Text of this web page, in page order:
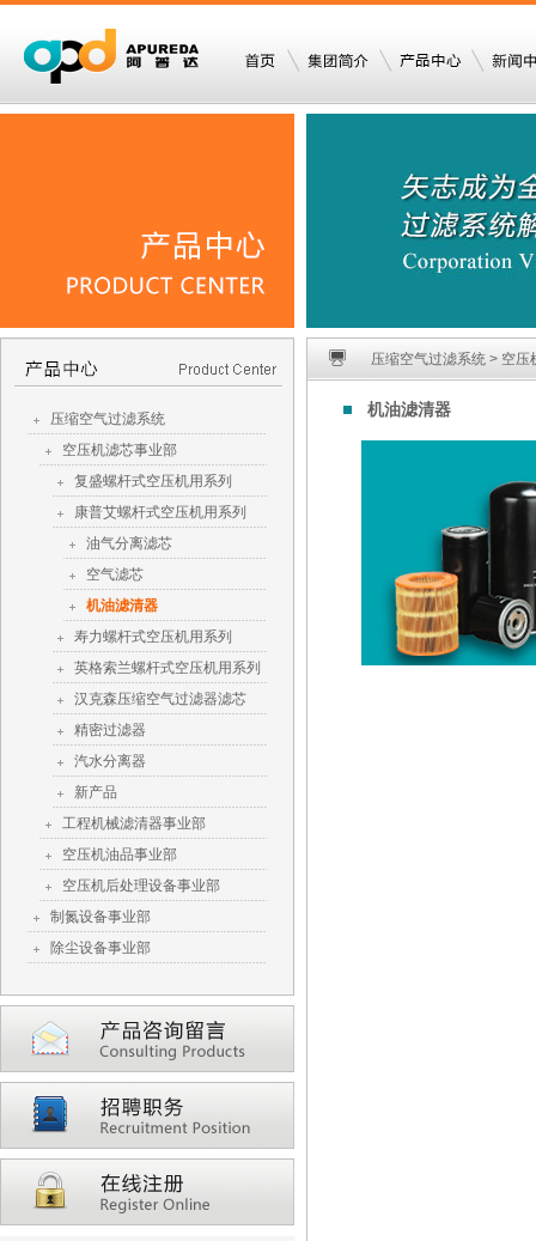
压缩空气过滤系统
空压机滤芯事业部
复盛螺杆式空压机用系列
康普艾螺杆式空压机用系列
油气分离滤芯
空气滤芯
机油滤清器
寿力螺杆式空压机用系列
英格索兰螺杆式空压机用系列
汉克森压缩空气过滤器滤芯
精密过滤器
汽水分离器
新产品
工程机械滤清器事业部
空压机油品事业部
空压机后处理设备事业部
制氮设备事业部
除尘设备事业部
压缩空气过滤系统 > 空
机油滤清器